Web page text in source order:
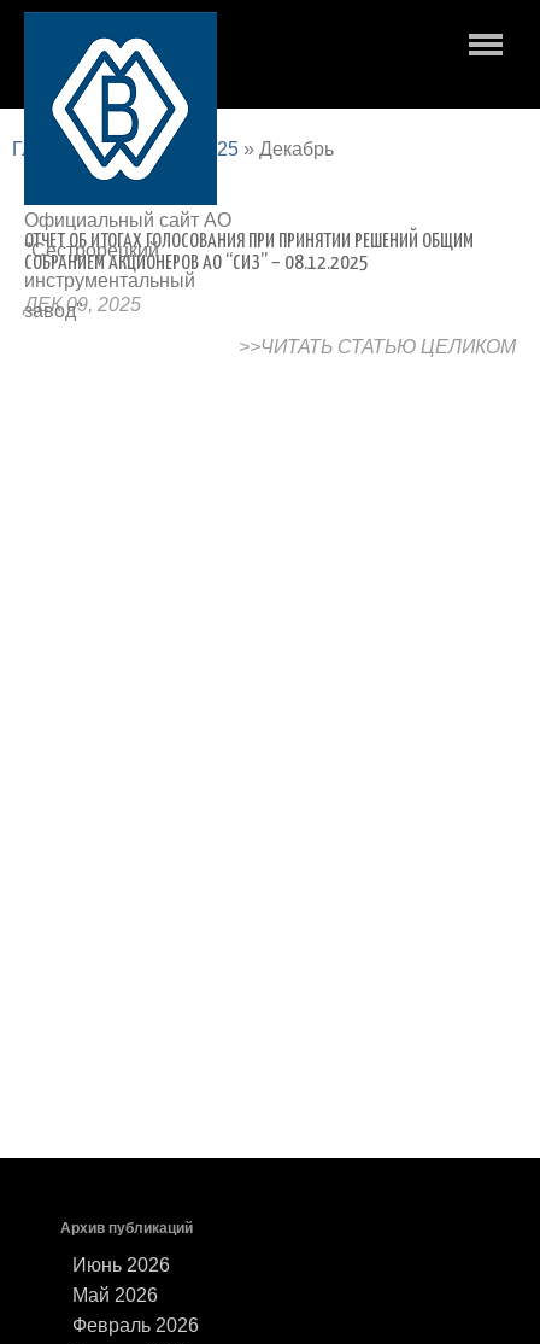
Официальный сайт АО
"Сестрорецкий
инструментальный
завод"
Главная страница 2025 » Декабрь
ОТЧЕТ ОБ ИТОГАХ ГОЛОСОВАНИЯ ПРИ ПРИНЯТИИ РЕШЕНИЙ ОБЩИМ
СОБРАНИЕМ АКЦИОНЕРОВ АО “СИЗ” – 08.12.2025
ДЕК 09, 2025
>>ЧИТАТЬ СТАТЬЮ ЦЕЛИКОМ
Архив публикаций
Июнь 2026
Май 2026
Февраль 2026